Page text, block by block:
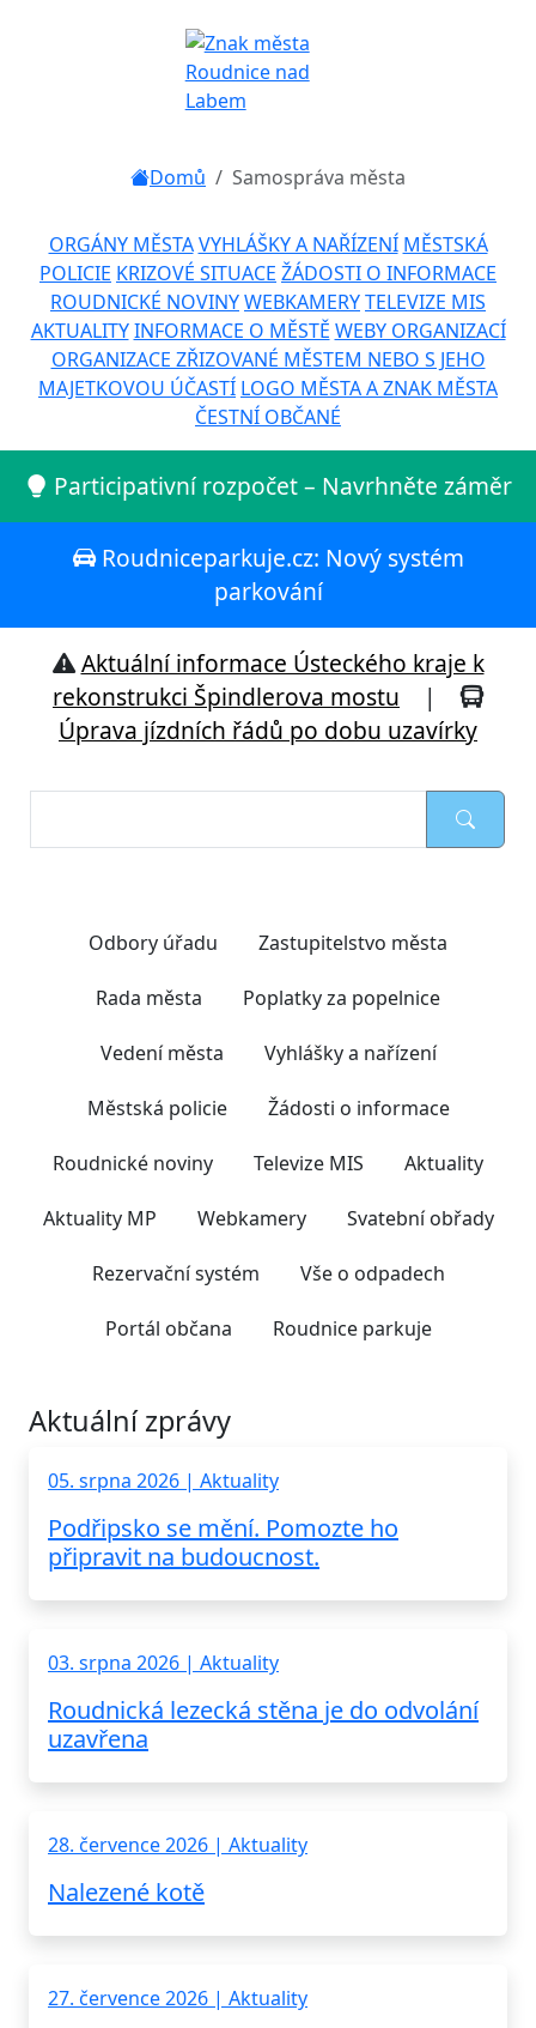
Domů Samospráva města
ORGÁNY MĚSTA VYHLÁŠKY A NAŘÍZENÍ MĚSTSKÁ
POLICIE KRIZOVÉ SITUACE ŽÁDOSTI O INFORMACE
ROUDNICKÉ NOVINYWEBKAMERYTELEVIZE MIS
AKTUALITY INFORMACE O MĚSTĚ WEBY ORGANIZACÍ
ORGANIZACE ZŘIZOVANÉ MĚSTEM NEBO S JEHO
MAJETKOVOU ÚČASTÍ LOGO MĚSTA A ZNAK MĚSTA
ČESTNÍ OBČANÉ
Participativní rozpočet – Navrhněte záměr
Roudniceparkuje.cz: Nový systém
parkování
Aktuální informace Ústeckého kraje k
rekonstrukci Špindlerova mostu |
Úprava jízdních řádů po dobu uzavírky
Odbory úřadu Zastupitelstvo města
Rada města Poplatky za popelnice
Vedení města Vyhlášky a nařízení
Městská policie Žádosti o informace
Roudnické noviny Televize MIS Aktuality
Aktuality MP Webkamery Svatební obřady
Rezervační systém Vše o odpadech
Portál občana Roudnice parkuje
Aktuální zprávy
05. srpna 2026 | Aktuality
Podřipsko se mění. Pomozte ho
připravit na budoucnost.
03. srpna 2026 | Aktuality
Roudnická lezecká stěna je do odvolání
uzavřena
28. července 2026 | Aktuality
Nalezené kotě
27. července 2026 | Aktuality